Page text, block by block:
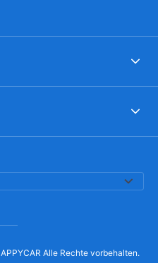
Alle Rechte vorbehalten.